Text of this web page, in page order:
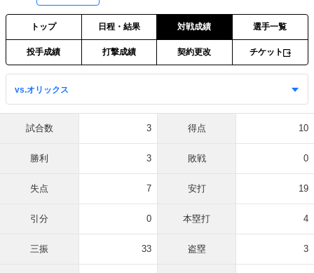
トップ 日程・結果 対戦成績 選手一覧
投手成績 打撃成績 契約更改 チケット
試合数 3 得点 10
勝利 3 敗戦 0
失点 7 安打 19
引分 0 本塁打 4
三振 33 盗塁 3